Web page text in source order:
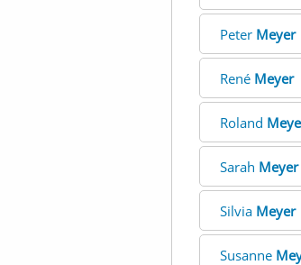
Peter Meyer
René Meyer
Roland
Sarah Meyer
Silvia Meyer
Susanne